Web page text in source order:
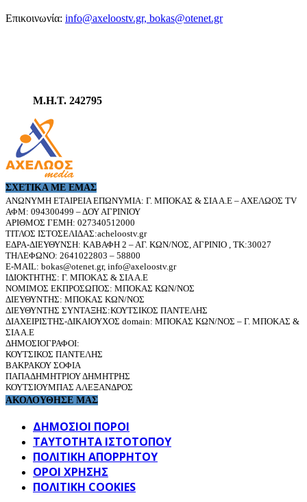
Επικοινωνία: info@axeloostv.gr, bokas@otenet.gr
Μ.Η.Τ. 242795
ΣΧΕΤΙΚΆ ΜΕ ΕΜΆΣ
ΑΝΩΝΥΜΗ ΕΤΑΙΡΕΙΑ ΕΠΩΝΥΜΙΑ: Γ. ΜΠΟΚΑΣ & ΣΙΑ Α.Ε – ΑΧΕΛΩΟΣ TV
ΑΦΜ: 094300499 – ΔΟΥ ΑΓΡΙΝΙΟΥ
ΑΡΙΘΜΟΣ ΓΕΜΗ: 027340512000
ΤΙΤΛΟΣ ΙΣΤΟΣΕΛΙΔΑΣ:acheloostv.gr
ΕΔΡΑ-ΔΙΕΥΘΥΝΣΗ: ΚΑΒΑΦΗ 2 – ΑΓ. ΚΩΝ/ΝΟΣ, ΑΓΡΙΝΙΟ , ΤΚ:30027
ΤΗΛΕΦΩΝΟ: 2641022803 – 58800
E-MAIL: bokas@otenet.gr, info@axeloostv.gr
ΙΔΙΟΚΤΗΤΗΣ: Γ. ΜΠΟΚΑΣ & ΣΙΑ Α.Ε
ΝΟΜΙΜΟΣ ΕΚΠΡΟΣΩΠΟΣ: ΜΠΟΚΑΣ ΚΩΝ/ΝΟΣ
ΔΙΕΥΘΥΝΤΗΣ: ΜΠΟΚΑΣ ΚΩΝ/ΝΟΣ
ΔΙΕΥΘΥΝΤΗΣ ΣΥΝΤΑΞΗΣ:ΚΟΥΤΣΙΚΟΣ ΠΑΝΤΕΛΗΣ
ΔΙΑΧΕΙΡΙΣΤΗΣ-ΔΙΚΑΙΟΥΧΟΣ domain: ΜΠΟΚΑΣ ΚΩΝ/ΝΟΣ – Γ. ΜΠΟΚΑΣ &
ΣΙΑ Α.Ε
ΔΗΜΟΣΙΟΓΡΑΦΟΙ:
ΚΟΥΤΣΙΚΟΣ ΠΑΝΤΕΛΗΣ
ΒΑΚΡΑΚΟΥ ΣΟΦΙΑ
ΠΑΠΑΔΗΜΗΤΡΙΟΥ ΔΗΜΗΤΡΗΣ
ΚΟΥΤΣΙΟΥΜΠΑΣ ΑΛΕΞΑΝΔΡΟΣ
ΑΚΟΛΟΥΘΗΣΕ ΜΑΣ
ΔΗΜΟΣΙΟΙ ΠΟΡΟΙ
ΤΑΥΤΌΤΗΤΑ ΙΣΤΌΤΟΠΟΥ
ΠΟΛΙΤΙΚΉ ΑΠΟΡΡΉΤΟΥ
ΌΡΟΙ ΧΡΉΣΗΣ
ΠΟΛΙΤΙΚΗ COOKIES